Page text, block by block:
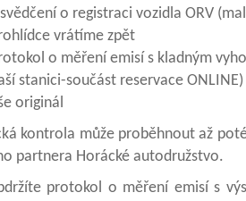
o registraci vozidla ORV
vrátíme zpět
o měření emisí s kladným
stanici-součást reservace ONLINE)
originál
kontrola může proběhnout až
partnera Horácké autodružstvo.
protokol o měření emisí s